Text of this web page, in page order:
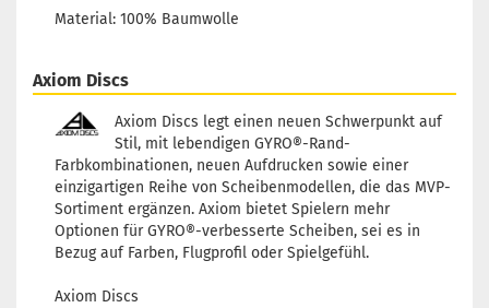
Material: 100% Baumwolle
Axiom Discs
Axiom Discs legt einen neuen Schwerpunkt auf
Stil, mit lebendigen GYRO®-Rand-
Farbkombinationen, neuen Aufdrucken sowie einer
einzigartigen Reihe von Scheibenmodellen, die das MVP-
Sortiment ergänzen. Axiom bietet Spielern mehr
Optionen für GYRO®-verbesserte Scheiben, sei es in
Bezug auf Farben, Flugprofil oder Spielgefühl.
Axiom Discs